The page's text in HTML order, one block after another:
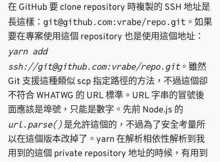
在 GitHub 要 clone repository 時複製的 SSH 地址是
長這樣： git@github.com:vrabe/repo.git 。如果
要在專案使用這個 repository 也是使用這個地址：
yarn add
ssh://git@github.com:vrabe/repo.git。雖然
Git 支援這種類似 scp 指定路徑的方法，不過這個卻
不符合 WHATWG 的 URL 標準 。URL 字串的冒號後
面應該是埠號，只能是數字。先前 Node.js 的
url.parse()是允許這個的，不過為了安全考量所
以在這個版本改掉了。yarn 在解析相依性解析到我
用到的這個 private repository 地址的時候，有用到